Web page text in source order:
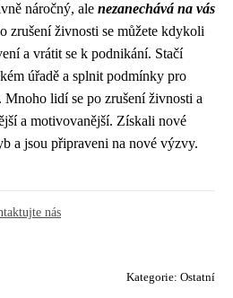
náročný, ale nezanechává na vás
zrušení živnosti se můžete kdykoli
a vrátit se k podnikání. Stačí
úřadě a splnit podmínky pro
lidí se po zrušení živnosti a
a motivovanější. Získali nové
a jsou připraveni na nové výzvy.
nás
Kategorie: Ostatní